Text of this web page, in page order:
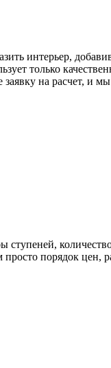
интерьер,
только
на расчет, и
порядок цен,